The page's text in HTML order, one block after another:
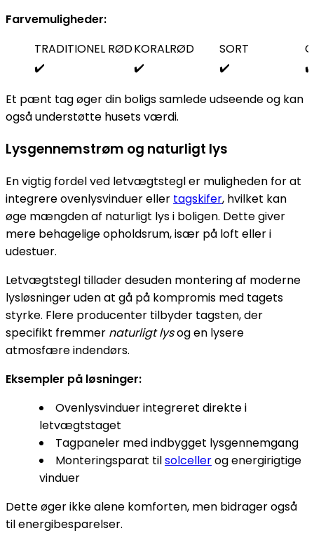
Farvemuligheder:
TRADITIONEL RØDKORALRØD SORT
✔️
✔️ ✔️
Et pænt tag øger din boligs samlede udseende og kan
også understøtte husets værdi.
Lysgennemstrøm og naturligt lys
En vigtig fordel ved letvægtstegl er muligheden for at
integrere ovenlysvinduer eller tagskifer, hvilket kan
øge mængden af naturligt lys i boligen. Dette giver
mere behagelige opholdsrum, især på loft eller i
udestuer.
Letvægtstegl tillader desuden montering af moderne
lysløsninger uden at gå på kompromis med tagets
styrke. Flere producenter tilbyder tagsten, der
specifikt fremmer naturligt lysog en lysere
atmosfære indendørs.
Eksempler på løsninger:
Ovenlysvinduer integreret direkte i
letvægtstaget
Tagpaneler med indbygget lysgennemgang
Monteringsparat tilsolcellerog energirigtige
vinduer
Dette øger ikke alene komforten, men bidrager også
til energibesparelser.